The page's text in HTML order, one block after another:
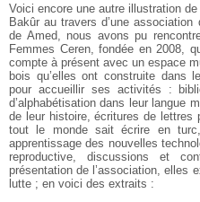
Voici encore une autre illustration
Bakûr au travers d’une
de Amed, nous avons pu
Femmes Ceren, fondée en 2008,
compte à présent avec un espace
bois qu’elles ont construite dans
pour accueillir ses activités :
d’alphabétisation dans leur langue
de leur histoire, écritures de lettres
tout le monde sait écrire en
apprentissage des nouvelles
reproductive, discussions et
présentation de l’association, elles
lutte ; en voici des extraits :